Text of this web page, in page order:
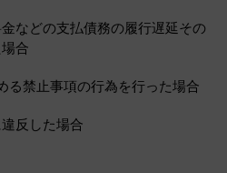
などの支払債務の履行遅延その
合
る禁止事項の行為を行った場合
反した場合